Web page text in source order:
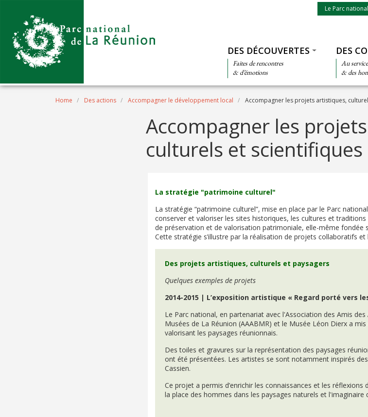
Menu du parc
Le Parc
DES DÉCOUVERTES
Faites de rencontres
& d’émotions
DES
Au
& des
Breadcrumb
Home Des actions Accompagner le développement local Accompagner les projets artistiques,
Accompagner les
culturels et scientifiques
La stratégie "patrimoine culturel"
La stratégie “patrimoine culturel”, mise en place par le Parc
conserver et valoriser les sites historiques, les cultures et traditions
de préservation et de valorisation patrimoniale, elle-même fondée
Cette stratégie s’illustre par la réalisation de projets collaboratifs et
Des projets artistiques, culturels et paysagers
Quelques exemples de projets
2014-2015 | L’exposition artistique « Regard porté vers
Le Parc national, en partenariat avec l'Association des Amis
Musées de La Réunion (AAABMR) et le Musée Léon Dierx a
valorisant les paysages réunionnais.
Des toiles et gravures sur la représentation des paysages
ont été présentées. Les artistes se sont notamment inspirés
Cassien.
Ce projet a permis d’enrichir les connaissances et les
la place des hommes dans les paysages naturels et